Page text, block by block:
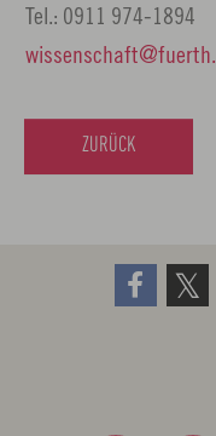
Tel.: 0911 974-1894
wissenschaft
fuerth.
ZURÜCK